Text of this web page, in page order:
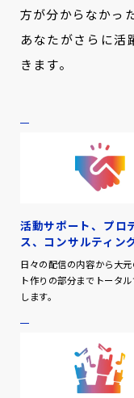
方が分からなかっ
あなたがさらに活
きます。
活動サポート、プロ
ス、 コンサルティン
日々の配信の内容から大
ト作りの部分までトータ
します。